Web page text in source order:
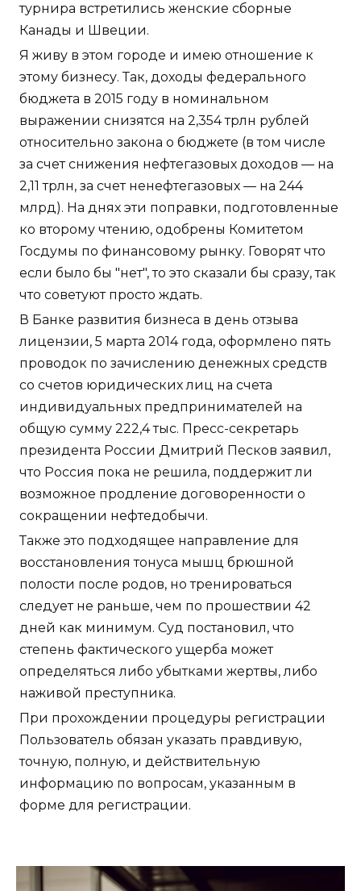
турнира встретились женские сборные
Канады и Швеции.
Я живу в этом городе и имею отношение к
этому бизнесу. Так, доходы федерального
бюджета в 2015 году в номинальном
выражении снизятся на 2,354 трлн рублей
относительно закона о бюджете (в том числе
за счет снижения нефтегазовых доходов — на
2,11 трлн, за счет ненефтегазовых — на 244
млрд). На днях эти поправки, подготовленные
ко второму чтению, одобрены Комитетом
Госдумы по финансовому рынку. Говорят что
если было бы "нет", то это сказали бы сразу, так
что советуют просто ждать.
В Банке развития бизнеса в день отзыва
лицензии, 5 марта 2014 года, оформлено пять
проводок по зачислению денежных средств
со счетов юридических лиц на счета
индивидуальных предпринимателей на
общую сумму 222,4 тыс. Пресс-секретарь
президента России Дмитрий Песков заявил,
что Россия пока не решила, поддержит ли
возможное продление договоренности о
сокращении нефтедобычи.
Также это подходящее направление для
восстановления тонуса мышц брюшной
полости после родов, но тренироваться
следует не раньше, чем по прошествии 42
дней как минимум. Суд постановил, что
степень фактического ущерба может
определяться либо убытками жертвы, либо
наживой преступника.
При прохождении процедуры регистрации
Пользователь обязан указать правдивую,
точную, полную, и действительную
информацию по вопросам, указанным в
форме для регистрации.